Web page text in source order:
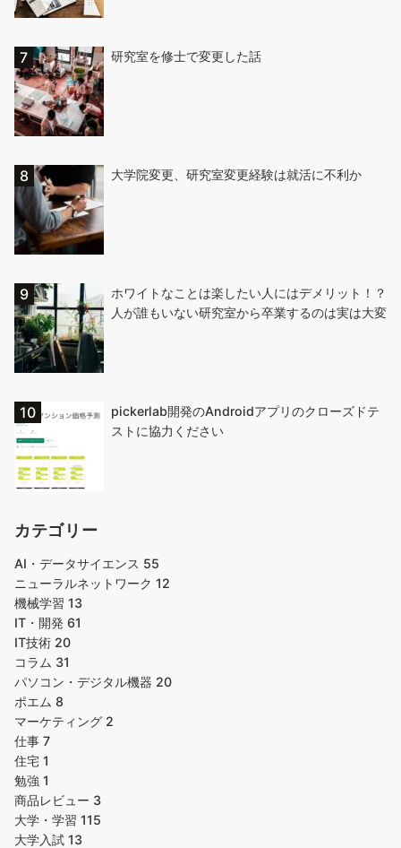
研究室を修士で変更した話
大学院変更、研究室変更経験は就活に不利か
ホワイトなことは楽したい人にはデメリット！？
人が誰もいない研究室から卒業するのは実は大変
pickerlab開発のAndroidアプリのクローズドテ
ストに協力ください
カテゴリー
AI・データサイエンス 55
ニューラルネットワーク 12
機械学習 13
IT・開発 61
IT技術 20
コラム 31
パソコン・デジタル機器 20
ポエム 8
マーケティング 2
仕事 7
住宅 1
勉強 1
商品レビュー 3
大学・学習 115
大学入試 13